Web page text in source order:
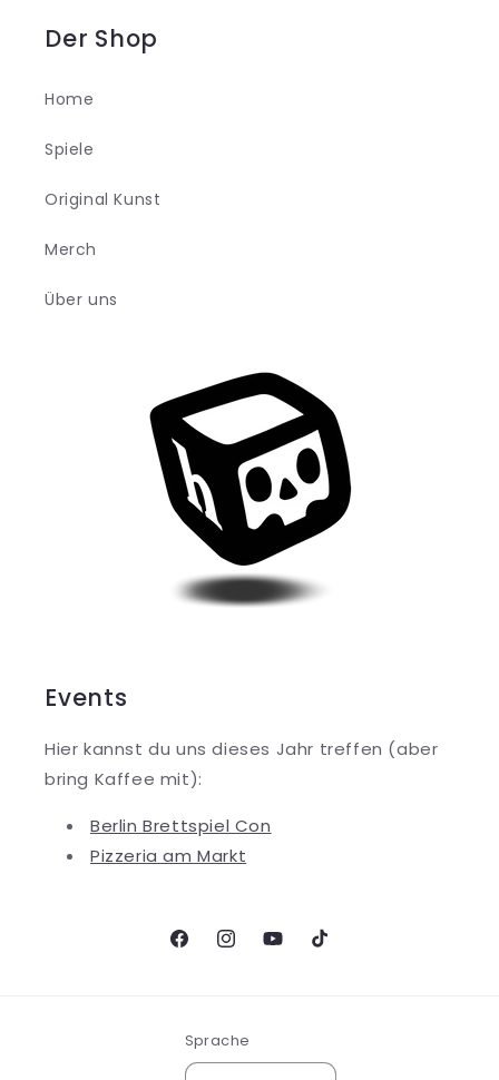
Der Shop
Home
Spiele
Original Kunst
Merch
Über uns
Events
Hier kannst du uns dieses Jahr treffen (aber
bring Kaffee mit):
Berlin Brettspiel Con
Pizzeria am Markt
FacebookInstagramYouTubeTikTok
Sprache